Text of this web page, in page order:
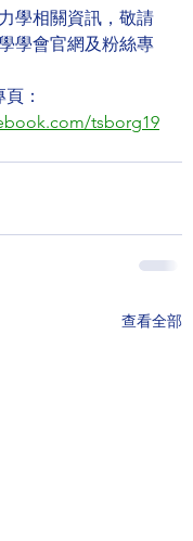
學相關資訊，敬請
學會官網及粉絲專
：
tsborg19
查看全部